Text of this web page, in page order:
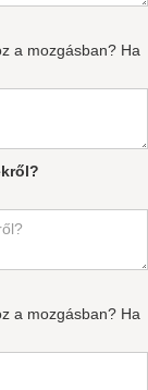
a mozgásban? Ha
a mozgásban? Ha